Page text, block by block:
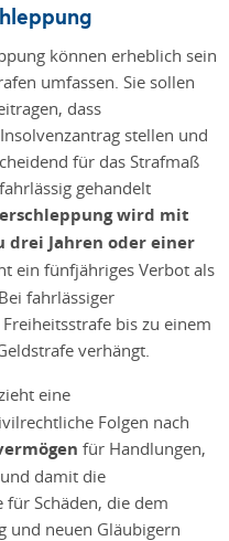
können erheblich sein
umfassen. Sie sollen
dass
stellen und
für das Strafmaß
gehandelt
wird mit
drei Jahren oder einer
ein fünfjähriges Verbot als
fahrlässiger
bis zu einem
verhängt.
zieht eine
Folgen nach
für Handlungen,
damit die
Schäden, die dem
und neuen Gläubigern